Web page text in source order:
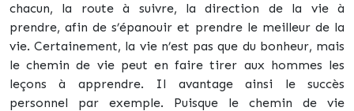
chacun, la route à suivre, la direction de la vie à
prendre, afin de s’épanouir et prendre le meilleur de la
vie. Certainement, la vie n’est pas que du bonheur, mais
le chemin de vie peut en faire tirer aux hommes les
leçons à apprendre. Il avantage ainsi le succès
personnel par exemple. Puisque le chemin de vie